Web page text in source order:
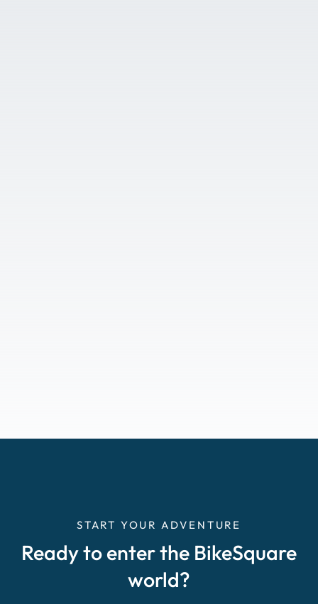
START YOUR ADVENTURE
Ready to enter the BikeSquare
world?